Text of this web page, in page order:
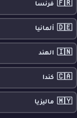
🇫🇷 فرنسا
🇩🇪 ألمانيا
🇮🇳 الهند
🇨🇦 كندا
🇲🇾 ماليزيا